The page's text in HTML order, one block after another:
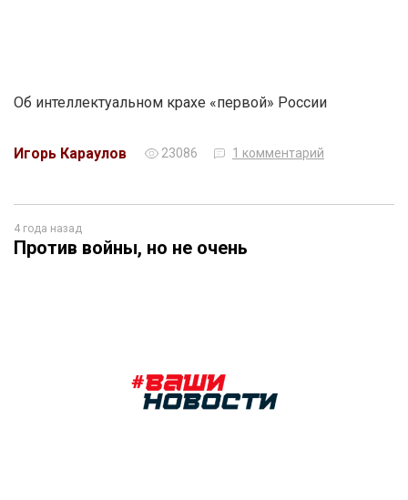
Об интеллектуальном крахе «первой» России
Игорь Караулов 23086 1 комментарий
4 года назад
Против войны, но не очень